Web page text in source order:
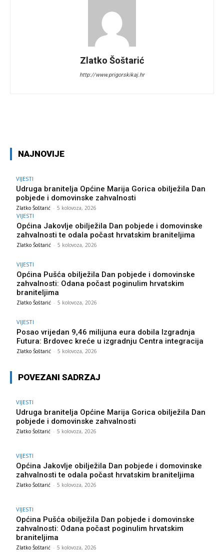
Zlatko Šoštarić
http://www.prigorskikaj.hr
NAJNOVIJE
VIJESTI
Udruga branitelja Općine Marija Gorica obilježila Dan
pobjede i domovinske zahvalnosti
Zlatko Šoštarić - 5 kolovoza, 2026
VIJESTI
Općina Jakovlje obilježila Dan pobjede i domovinske
zahvalnosti te odala počast hrvatskim braniteljima
Zlatko Šoštarić - 5 kolovoza, 2026
VIJESTI
Općina Pušća obilježila Dan pobjede i domovinske
zahvalnosti: Odana počast poginulim hrvatskim
braniteljima
Zlatko Šoštarić - 5 kolovoza, 2026
VIJESTI
Posao vrijedan 9,46 milijuna eura dobila Izgradnja
Futura: Brdovec kreće u izgradnju Centra integracija
Zlatko Šoštarić - 5 kolovoza, 2026
POVEZANI SADRZAJ
VIJESTI
Udruga branitelja Općine Marija Gorica obilježila Dan
pobjede i domovinske zahvalnosti
Zlatko Šoštarić - 5 kolovoza, 2026
VIJESTI
Općina Jakovlje obilježila Dan pobjede i domovinske
zahvalnosti te odala počast hrvatskim braniteljima
Zlatko Šoštarić - 5 kolovoza, 2026
VIJESTI
Općina Pušća obilježila Dan pobjede i domovinske
zahvalnosti: Odana počast poginulim hrvatskim
braniteljima
Zlatko Šoštarić - 5 kolovoza, 2026